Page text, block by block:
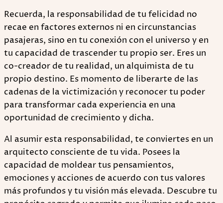
Recuerda, la responsabilidad de tu felicidad no
recae en factores externos ni en circunstancias
pasajeras, sino en tu conexión con el universo y en
tu capacidad de trascender tu propio ser. Eres un
co-creador de tu realidad, un alquimista de tu
propio destino. Es momento de liberarte de las
cadenas de la victimización y reconocer tu poder
para transformar cada experiencia en una
oportunidad de crecimiento y dicha.
Al asumir esta responsabilidad, te conviertes en un
arquitecto consciente de tu vida. Posees la
capacidad de moldear tus pensamientos,
emociones y acciones de acuerdo con tus valores
más profundos y tu visión más elevada. Descubre tu